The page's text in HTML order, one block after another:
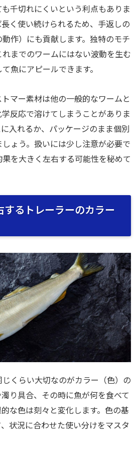
千切れにくいという利点もありま
く使い続けられるため、手返しの
作）にも貢献します。独特のモチ
までのワームにはない波動を生む
魚にアピールできます。
マー素材は他の一般的なワームと
反応で溶けてしまうことがありま
入れるか、パッケージのまま個別
ょう。扱いには少し注意が必要で
を大きく左右する可能性を秘めて
するトレーラーのカラー
くらい大切なのがカラー（色）の
り具合、その時に魚が何を食べて
な色は刻々と変化します。色の基
状況に合わせた使い分けをマスタ